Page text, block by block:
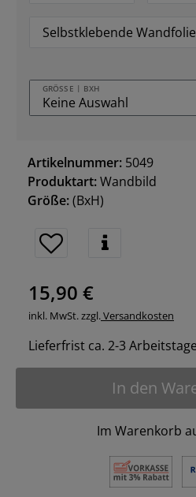
Selbstklebende Wandfolie
GRÖSSE | BXH
Artikelnummer: 5049
Produktart:Wandbild
Größe:(BxH)
15,90 €
inkl. MwSt. zzgl.Versandkosten
Lieferfrist ca. 2-3 Arbeitstage
In den
Im Warenkorb